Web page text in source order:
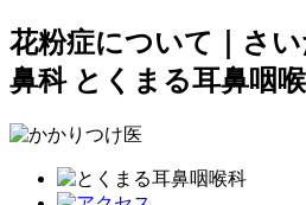
花粉症について｜さ
鼻科 とくまる耳鼻咽